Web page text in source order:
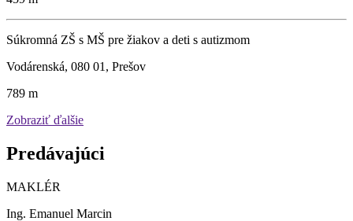
Súkromná ZŠ s MŠ pre žiakov a deti s autizmom
Vodárenská, 080 01, Prešov
789 m
Zobraziť ďalšie
Predávajúci
MAKLÉR
Ing. Emanuel Marcin